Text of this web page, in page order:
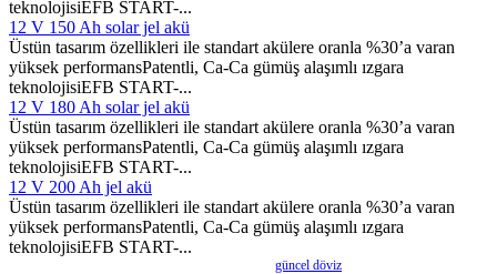
teknolojisiEFB START-...
12 V 150 Ah solar jel akü
Üstün tasarım özellikleri ile standart akülere oranla %30’a varan
yüksek performansPatentli, Ca-Ca gümüş alaşımlı ızgara
teknolojisiEFB START-...
12 V 180 Ah solar jel akü
Üstün tasarım özellikleri ile standart akülere oranla %30’a varan
yüksek performansPatentli, Ca-Ca gümüş alaşımlı ızgara
teknolojisiEFB START-...
12 V 200 Ah jel akü
Üstün tasarım özellikleri ile standart akülere oranla %30’a varan
yüksek performansPatentli, Ca-Ca gümüş alaşımlı ızgara
teknolojisiEFB START-...
güncel döviz